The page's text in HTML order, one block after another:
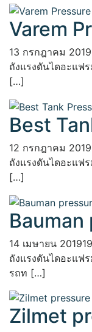
Varem
13 กรกฎาคม 2019
ถังแรงดันไดอะแฟ
[…]
Best
12 กรกฎาคม 2019
ถังแรงดันไดอะแฟ
[…]
14 เมษายน 2019
ถังแรงดันไดอะแฟ
รถท […]
Zilmet